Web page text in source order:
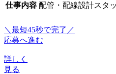
仕事内容 配管・配線設計スタ
＼最短45秒で完了／
応募へ進む
詳しく
見る